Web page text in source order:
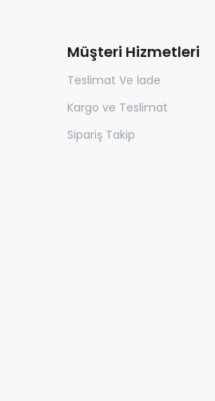
Müşteri Hizmetleri
Teslimat Ve İade
Kargo ve Teslimat
Sipariş Takip